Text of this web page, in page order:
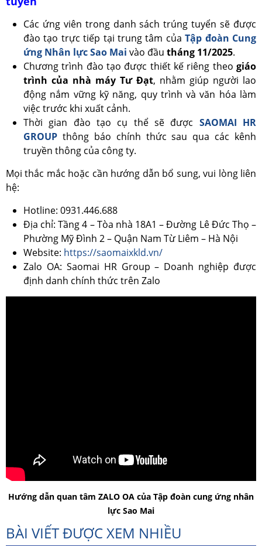
Các ứng viên trong danh sách trúng tuyển sẽ được
đào tạo trực tiếp tại trung tâm củaTập đoàn Cung
ứng Nhân lực Sao Mai vào đầu tháng 11/2025.
Chương trình đào tạo được thiết kế riêng theo giáo
trình của nhà máy Tư Đạt, nhằm giúp người lao
động nắm vững kỹ năng, quy trình và văn hóa làm
việc trước khi xuất cảnh.
Thời gian đào tạo cụ thể sẽ được SAOMAI HR
GROUP thông báo chính thức sau qua các kênh
truyền thông của công ty.
Mọi thắc mắc hoặc cần hướng dẫn bổ sung, vui lòng liên
hệ:
Hotline: 0931.446.688
Địa chỉ: Tầng 4 – Tòa nhà 18A1 – Đường Lê Đức Thọ –
Phường Mỹ Đình 2 – Quận Nam Từ Liêm – Hà Nội
Website: https://saomaixkld.vn/
Zalo OA: Saomai HR Group – Doanh nghiệp được
định danh chính thức trên Zalo
Hướng dẫn quan tâm ZALO OA của Tập đoàn cung ứng nhân
lực Sao Mai
BÀI VIẾT ĐƯỢC XEM NHIỀU